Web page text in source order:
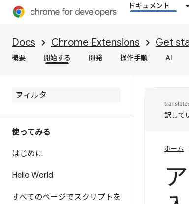
ドキュメント
Docs Chrome Extensions Get
概要 開始する 開発 操作手順 AI
使ってみる
はじめに
Hello World
すべてのページでスクリプトを
訳して
ホーム